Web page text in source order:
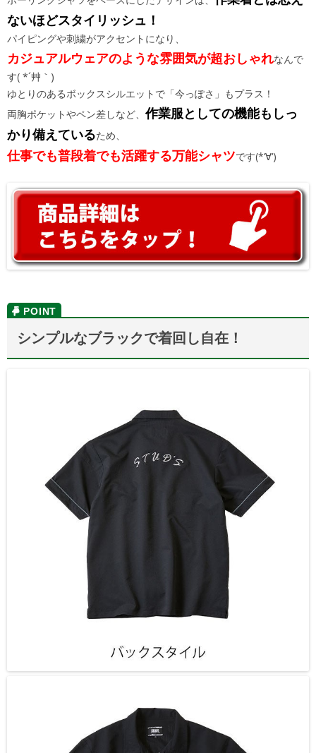
ないほどスタイリッシュ！
パイピングや刺繍がアクセントになり、
カジュアルウェアのような雰囲気が超おしゃれなんで
す( *´艸｀)
ゆとりのあるボックスシルエットで「今っぽさ」もプラス！
両胸ポケットやペン差しなど、作業服としての機能もしっ
かり備えているため、
仕事でも普段着でも活躍する万能シャツです(*‘∀‘)
シンプルなブラックで着回し自在！